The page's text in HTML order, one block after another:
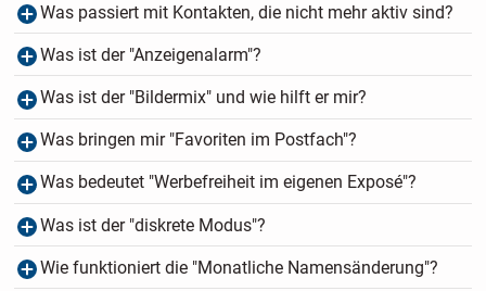
Was passiert mit Kontakten, die nicht mehr aktiv sind?
Was ist der "Anzeigenalarm"?
Was ist der "Bildermix" und wie hilft er mir?
Was bringen mir "Favoriten im Postfach"?
Was bedeutet "Werbefreiheit im eigenen Exposé"?
Was ist der "diskrete Modus"?
Wie funktioniert die "Monatliche Namensänderung"?